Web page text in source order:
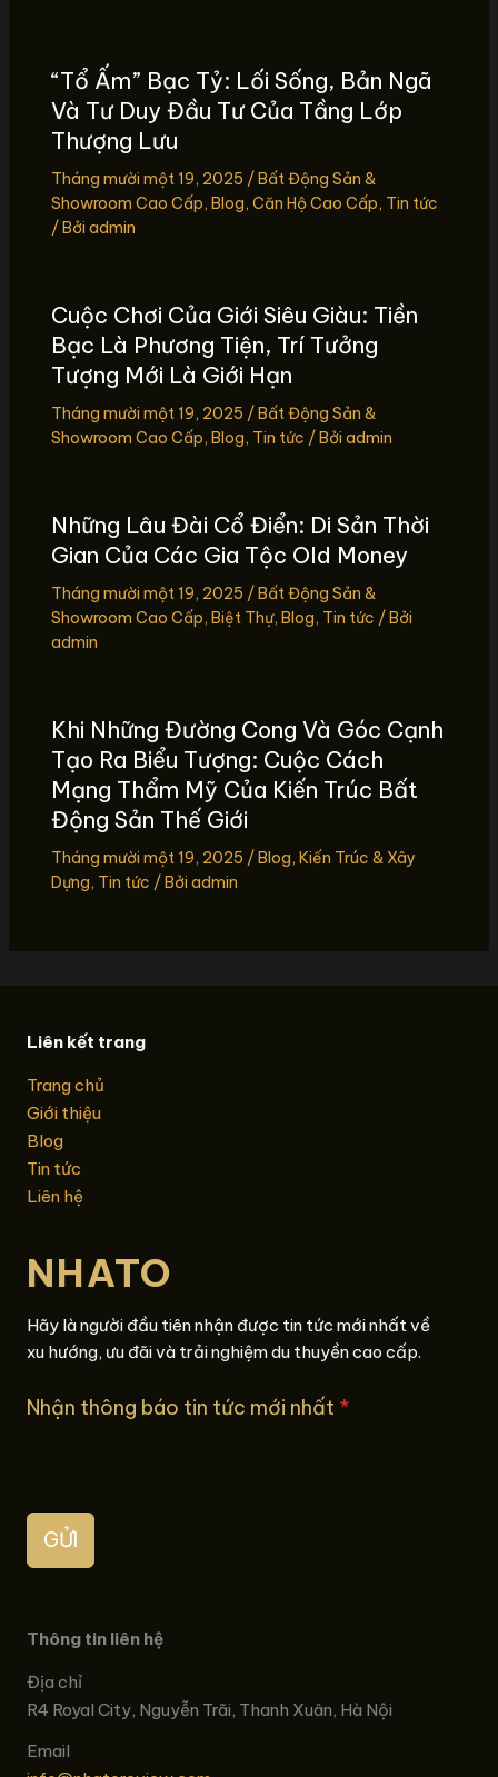
“Tổ Ấm” Bạc Tỷ: Lối Sống, Bản Ngã
Và Tư Duy Đầu Tư Của Tầng Lớp
Thượng Lưu
Tháng mười một 19, 2025 /Bất Động Sản &
Showroom Cao Cấp, Blog, Căn Hộ Cao Cấp, Tin tức
/ Bởi admin
Cuộc Chơi Của Giới Siêu Giàu: Tiền
Bạc Là Phương Tiện, Trí Tưởng
Tượng Mới Là Giới Hạn
Tháng mười một 19, 2025 /Bất Động Sản &
Showroom Cao Cấp, Blog, Tin tức / Bởi admin
Những Lâu Đài Cổ Điển: Di Sản Thời
Gian Của Các Gia Tộc Old Money
Tháng mười một 19, 2025 /Bất Động Sản &
Showroom Cao Cấp, Biệt Thự, Blog, Tin tức / Bởi
admin
Khi Những Đường Cong Và Góc Cạnh
Tạo Ra Biểu Tượng: Cuộc Cách
Mạng Thẩm Mỹ Của Kiến Trúc Bất
Động Sản Thế Giới
Tháng mười một 19, 2025 /Blog, Kiến Trúc & Xây
Dựng, Tin tức / Bởi admin
Liên kết trang
Trang chủ
Giới thiệu
Blog
Tin tức
Liên hệ
NHATO
Hãy là người đầu tiên nhận được tin tức mới nhất về
xu hướng, ưu đãi và trải nghiệm du thuyền cao cấp.
Nhận thông báo tin tức mới nhất *
GỬI
Thông tin liên hệ
Địa chỉ
R4 Royal City, Nguyễn Trãi, Thanh Xuân, Hà Nội
Email